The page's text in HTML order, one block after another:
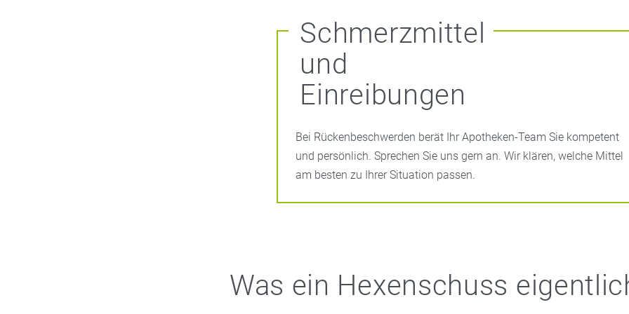
Schmerzmittel
und
Einreibungen
Bei Rückenbeschwerden berät Ihr Apotheken-Team Sie kompetent
und persönlich. Sprechen Sie uns gern an. Wir klären, welche Mittel
am besten zu Ihrer Situation passen.
Was ein Hexenschuss